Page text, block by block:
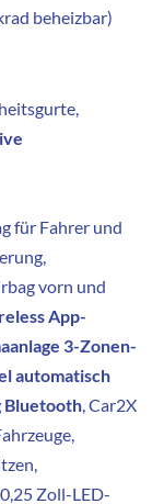
beheizbar)
für Fahrer und
vorn und
App-
3-Zonen-
automatisch
Bluetooth, Car2X
Zoll-LED-